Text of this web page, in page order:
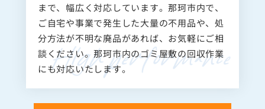
まで、幅広く対応しています。那珂市内で、
ご自宅や事業で発生した大量の不用品や、処
分方法が不明な廃品があれば、お気軽にご相
談ください。那珂市内のゴミ屋敷の回収作業
にも対応いたします。